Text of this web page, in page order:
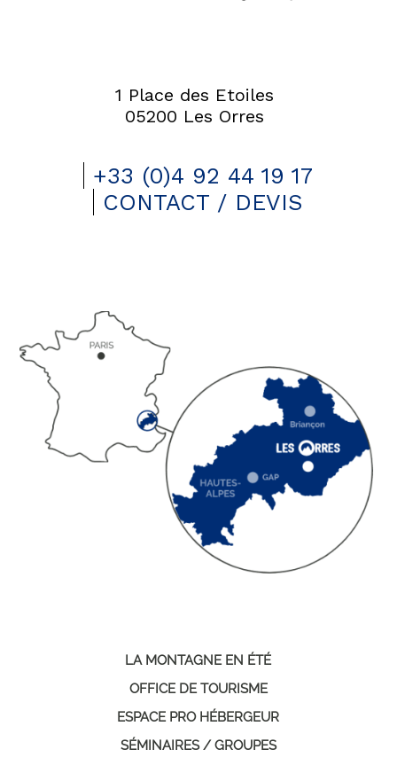
1 Place des Etoiles
05200 Les Orres
+33 (0)4 92 44 19 17
CONTACT / DEVIS
LA MONTAGNE EN ÉTÉ
OFFICE DE TOURISME
ESPACE PRO HÉBERGEUR
SÉMINAIRES / GROUPES